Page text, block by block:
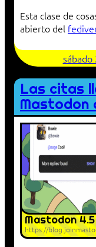
Esta clase de
abierto del
Las citas
Mastodon
Mastodon
https://